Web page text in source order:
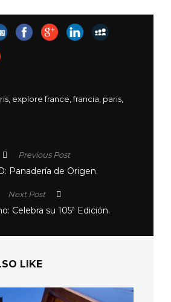
, explore france,francia, paris,
Previous Post
Panadería de Origen.
Next Post
Celebra su 105ª Edición.
LIKE